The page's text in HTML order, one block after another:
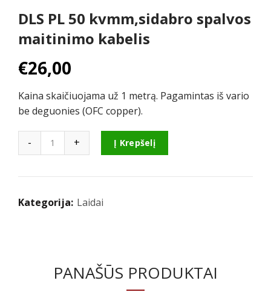
DLS PL 50 kvmm,sidabro spalvos
maitinimo kabelis
€26,00
Kaina skaičiuojama už 1 metrą. Pagamintas iš vario
be deguonies (OFC copper).
Į Krepšelį
Kategorija: Laidai
PANAŠŪS PRODUKTAI